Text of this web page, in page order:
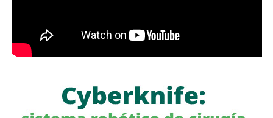
12 años de la desaparición de los normalistas… Nunca
me he escondido
caso Ayotzinapa